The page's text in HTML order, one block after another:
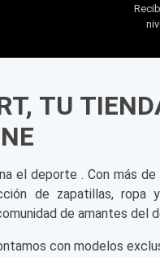
TU
el deporte . Con más
de zapatillas, ropa y
de amantes del
con modelos